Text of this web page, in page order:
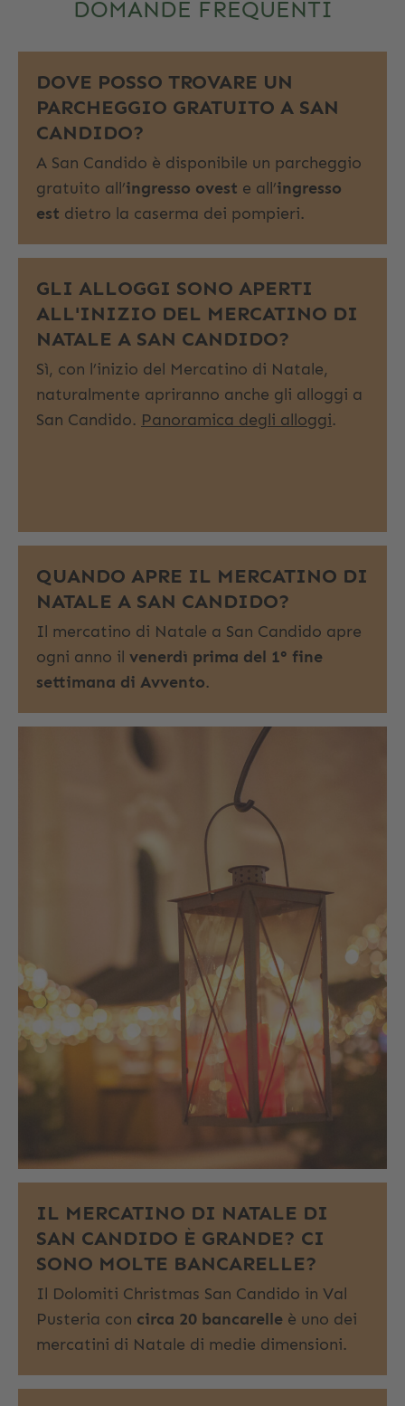
DOMANDE FREQUENTI
DOVE POSSO TROVARE UN
PARCHEGGIO GRATUITO A SAN
CANDIDO?
A San Candido è disponibile un parcheggio
gratuito all’ingresso ovest e all’ingresso
est dietro la caserma dei pompieri.
GLI ALLOGGI SONO APERTI
ALL'INIZIO DEL MERCATINO DI
NATALE A SAN CANDIDO?
Sì, con l’inizio del Mercatino di Natale,
naturalmente apriranno anche gli alloggi a
San Candido. Panoramica degli alloggi.
QUANDO APRE IL MERCATINO DI
NATALE A SAN CANDIDO?
Il mercatino di Natale a San Candido apre
ogni anno il venerdì prima del 1° fine
settimana di Avvento.
IL MERCATINO DI NATALE DI
SAN CANDIDO È GRANDE? CI
SONO MOLTE BANCARELLE?
Il Dolomiti Christmas San Candido in Val
Pusteria con circa 20 bancarelle è uno dei
mercatini di Natale di medie dimensioni.